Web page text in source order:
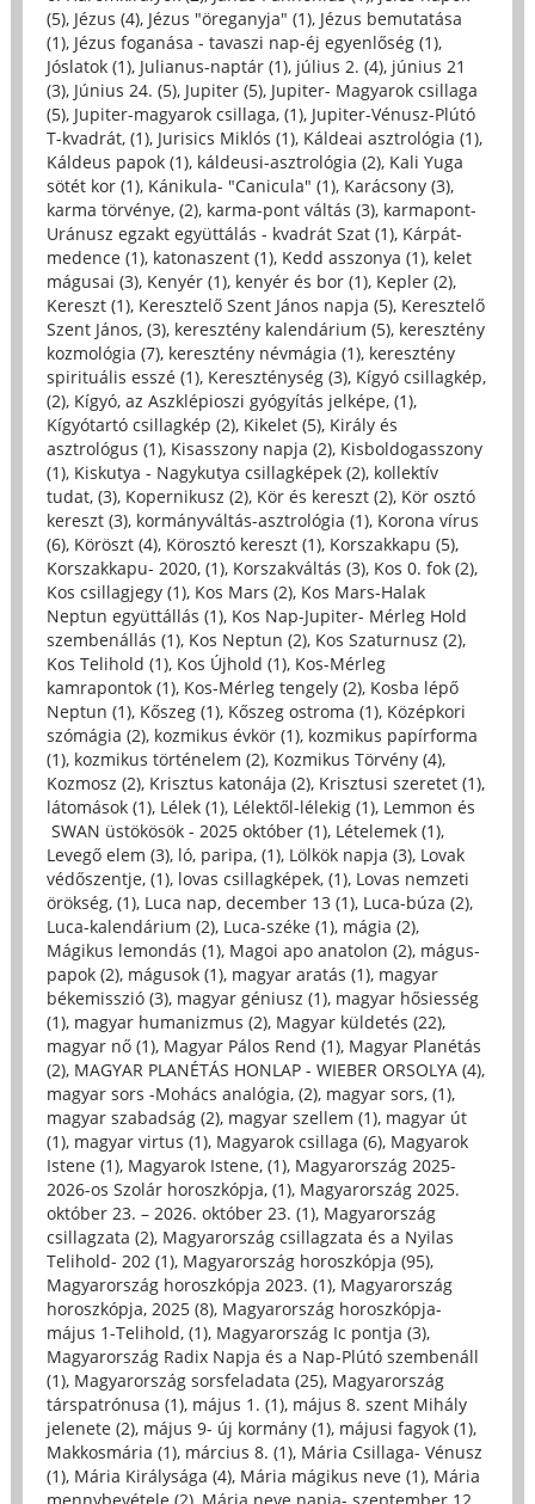
(5), Jézus (4), Jézus "öreganyja" (1), Jézus bemutatása
(1), Jézus foganása - tavaszi nap-éj egyenlőség (1),
Jóslatok (1), Julianus-naptár (1), július 2. (4), június 21
(3), Június 24. (5), Jupiter (5), Jupiter- Magyarok csillaga
(5), Jupiter-magyarok csillaga, (1), Jupiter-Vénusz-Plútó
T-kvadrát, (1), Jurisics Miklós (1), Káldeai asztrológia (1),
Káldeus papok (1), káldeusi-asztrológia (2), Kali Yuga
sötét kor (1), Kánikula- "Canicula" (1), Karácsony (3),
karma törvénye, (2), karma-pont váltás (3), karmapont-
Uránusz egzakt együttálás - kvadrát Szat (1), Kárpát-
medence (1), katonaszent (1), Kedd asszonya (1), kelet
mágusai (3), Kenyér (1), kenyér és bor (1), Kepler (2),
Kereszt (1), Keresztelő Szent János napja (5), Keresztelő
Szent János, (3), keresztény kalendárium (5), keresztény
kozmológia (7), keresztény névmágia (1), keresztény
spirituális esszé (1), Kereszténység (3), Kígyó csillagkép,
(2), Kígyó, az Aszklépioszi gyógyítás jelképe, (1),
Kígyótartó csillagkép (2), Kikelet (5), Király és
asztrológus (1), Kisasszony napja (2), Kisboldogasszony
(1), Kiskutya - Nagykutya csillagképek (2), kollektív
tudat, (3), Kopernikusz (2), Kör és kereszt (2), Kör osztó
kereszt (3), kormányváltás-asztrológia (1), Korona vírus
(6), Köröszt (4), Körosztó kereszt (1), Korszakkapu (5),
Korszakkapu- 2020, (1), Korszakváltás (3), Kos 0. fok (2),
Kos csillagjegy (1), Kos Mars (2), Kos Mars-Halak
Neptun együttállás (1), Kos Nap-Jupiter- Mérleg Hold
szembenállás (1), Kos Neptun (2), Kos Szaturnusz (2),
Kos Telihold (1), Kos Újhold (1), Kos-Mérleg
kamrapontok (1), Kos-Mérleg tengely (2), Kosba lépő
Neptun (1), Kőszeg (1), Kőszeg ostroma (1), Középkori
szómágia (2), kozmikus évkör (1), kozmikus papírforma
(1), kozmikus történelem (2), Kozmikus Törvény (4),
Kozmosz (2), Krisztus katonája (2), Krisztusi szeretet (1),
látomások (1), Lélek (1), Lélektől-lélekig (1), Lemmon és
SWAN üstökösök - 2025 október (1), Lételemek (1),
Levegő elem (3), ló, paripa, (1), Lölkök napja (3), Lovak
védőszentje, (1), lovas csillagképek, (1), Lovas nemzeti
örökség, (1), Luca nap, december 13 (1), Luca-búza (2),
Luca-kalendárium (2), Luca-széke (1), mágia (2),
Mágikus lemondás (1), Magoi apo anatolon (2), mágus-
papok (2), mágusok (1), magyar aratás (1), magyar
békemisszió (3), magyar géniusz (1), magyar hősiesség
(1), magyar humanizmus (2), Magyar küldetés (22),
magyar nő (1), Magyar Pálos Rend (1), Magyar Planétás
(2), MAGYAR PLANÉTÁS HONLAP - WIEBER ORSOLYA (4),
magyar sors -Mohács analógia, (2), magyar sors, (1),
magyar szabadság (2), magyar szellem (1), magyar út
(1), magyar virtus (1), Magyarok csillaga (6), Magyarok
Istene (1), Magyarok Istene, (1), Magyarország 2025-
2026-os Szolár horoszkópja, (1), Magyarország 2025.
október 23. – 2026. október 23. (1), Magyarország
csillagzata (2), Magyarország csillagzata és a Nyilas
Telihold- 202 (1), Magyarország horoszkópja (95),
Magyarország horoszkópja 2023. (1), Magyarország
horoszkópja, 2025 (8), Magyarország horoszkópja-
május 1-Telihold, (1), Magyarország Ic pontja (3),
Magyarország Radix Napja és a Nap-Plútó szembenáll
(1), Magyarország sorsfeladata (25), Magyarország
társpatrónusa (1), május 1. (1), május 8. szent Mihály
jelenete (2), május 9- új kormány (1), májusi fagyok (1),
Makkosmária (1), március 8. (1), Mária Csillaga- Vénusz
(1), Mária Királysága (4), Mária mágikus neve (1), Mária